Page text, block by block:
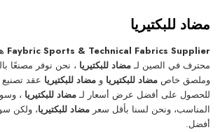
مضاد للبكتيريا
Faybric Sports & Technical Fabrics Supplier
محترف في الصين لـمضاد للبكتيريا ، نحن نوفر مصنعًا
وملصق خاصمضاد للبكتيريا ومضاد للبكتيريا عقد تصنيع
للحصول على أفضل عرض أسعار لـمضاد للبكتيريا ،
المناسب، ونحن لسنا بأقل سعرمضاد للبكتيريا، ولكن
أفضل.